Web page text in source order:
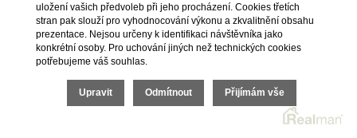
+420 723 491 625
pavel.kovalev@vdfreality.cz
uložení vašich předvoleb při jeho procházení. Cookies třetích
stran pak slouží pro vyhodnocování výkonu a zkvalitnění obsahu
prezentace. Nejsou určeny k identifikaci návštěvníka jako
konkrétní osoby. Pro uchování jiných než technických cookies
potřebujeme váš souhlas.
Upravit Odmítnout Přijímám vše